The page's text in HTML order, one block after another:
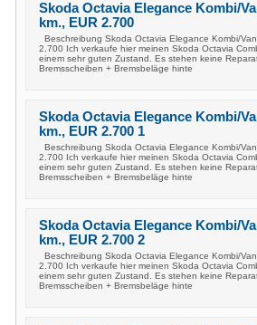
Skoda Octavia Elegance Kombi/
km., EUR 2.700
Beschreibung Skoda Octavia Elegance Kombi/
2.700 Ich verkaufe hier meinen Skoda Octavia
einem sehr guten Zustand. Es stehen keine
Bremsscheiben + Bremsbeläge hinte
Skoda Octavia Elegance Kombi/
km., EUR 2.700 1
Beschreibung Skoda Octavia Elegance Kombi/
2.700 Ich verkaufe hier meinen Skoda Octavia
einem sehr guten Zustand. Es stehen keine
Bremsscheiben + Bremsbeläge hinte
Skoda Octavia Elegance Kombi/
km., EUR 2.700 2
Beschreibung Skoda Octavia Elegance Kombi/
2.700 Ich verkaufe hier meinen Skoda Octavia
einem sehr guten Zustand. Es stehen keine
Bremsscheiben + Bremsbeläge hinte